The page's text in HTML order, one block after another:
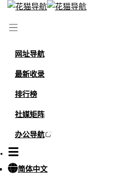
网址导航
最新收录
排行榜
社媒矩阵
办公导航
简体中文